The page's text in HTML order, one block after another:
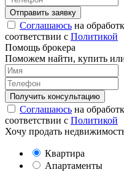
Соглашаюсь на
соответствии с Политикой
Помощь брокера
Поможем найти, купить
Соглашаюсь на
соответствии с Политикой
Хочу продать
Квартира
Апартаменты